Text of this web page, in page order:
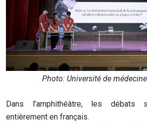
Photo: Université de
Dans l’amphithéâtre, les débats
entièrement en français.